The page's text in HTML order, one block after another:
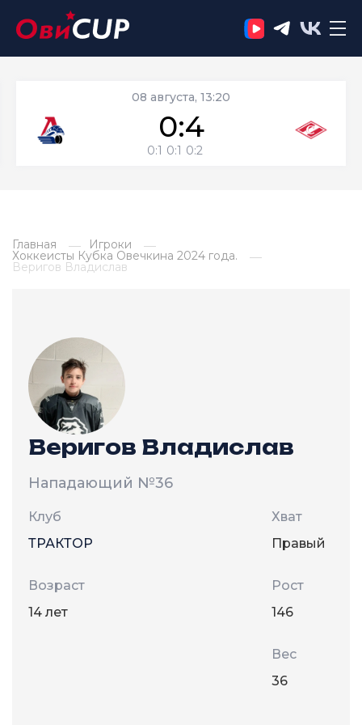
08 августа, 13:20
0:4
0:1 0:1 0:2
Главная Игроки
Хоккеисты Кубка Овечкина 2024 года.
Веригов Владислав
Веригов Владислав
Нападающий №36
Клуб
ТРАКТОР
Возраст
14 лет
Хват
Правый
Рост
146
Вес
36